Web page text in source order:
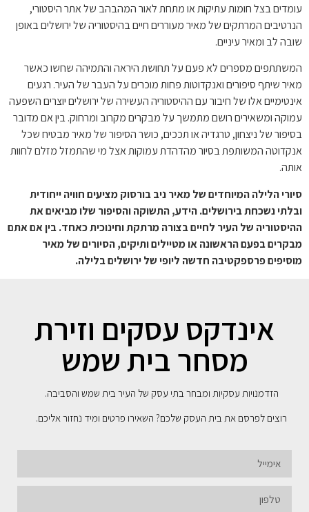
עומדים בצל חומות עתיקות או מתחת לאור המהבהב של אתר היסטורי,
הנרטיבים המרתקים של מאיר מעוררים חיים בהיסטוריה של ירושלים באופן
שובה לב ומאיר עיניים.
המשתתפים מספרים לא פעם על תחושת היראה והתמיהה שחשו כאשר
מאיר שיתף סיפורים ואנקדוטות פחות מוכרים על העבר של העיר. רגעים
אינטימיים אלו של חיבור עם ההיסטוריה העשירה של ירושלים יוצרים השפעה
עמוקה ומשאירים רושם מתמשך על מבקרים מקרוב ומרחוק. בין אם מדובר
בסיפור של ניצחון, טרגדיה או תככים, כושר הסיפור של מאיר מבטיח שכל
אנקדוטה המשותפת בסיור מהדהדת עמוקות אצל מי שהתמזל מזלם לחוות
אותה.
סיורי הלילה המיוחדים של מאיר ניב בורסוק מציעים חוויה ייחודית
ובלתי נשכחת בירושלים. הידע, התשוקה והסיפור שלו מביאים את
ההיסטוריה של העיר לחיים בצורה מרתקת וחינוכית כאחד. בין אם אתם
מבקרים בפעם הראשונה או מטיילים ותיקים, הסיורים של מאיר
מוסיפים פרספקטיבה חדשה ליופי של ירושלים בלילה.
אינדקס עסקים וזירת
מסחר בית שמש
הזדמנויות עסקיות ומבחר בתי עסק של העיר בית שמש והסביבה.
רוצים לפרסם את בית העסק שלכם? השאירו פרטים ומיד נחזור אליכם.